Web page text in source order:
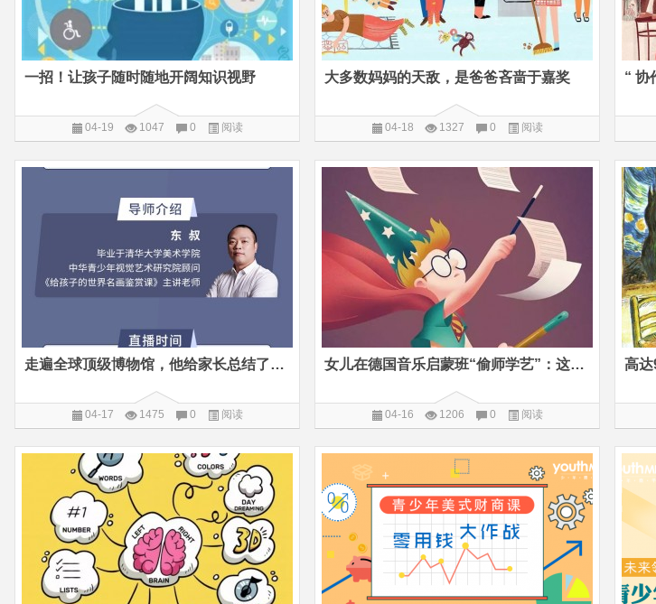
一招！让孩子随时随地开阔知识视野
04-19 1047 0 阅读
大多数妈妈的天敌，是爸爸吝啬于嘉奖
04-18 1327 0 阅读
走遍全球顶级博物馆，他给家长总结了一份超详细攻略
04-17 1475 0 阅读
女儿在德国音乐启蒙班“偷师学艺”：这才是感知和欣赏艺术的正确姿势
04-16 1206 0 阅读